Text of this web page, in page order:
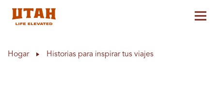
Hogar Historias para inspirar tus viajes